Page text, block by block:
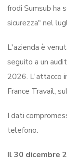
frodi Sumsub ha
sicurezza" nel
L'azienda è
seguito a un
2026. L'attacco
France Travail,
I dati
telefono.
Il 30 dicembre